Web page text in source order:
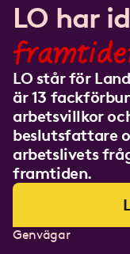
LO har
LO står för
är 13
arbetsvillkor
beslutsfattare
arbetslivets
framtiden.
Genvägar